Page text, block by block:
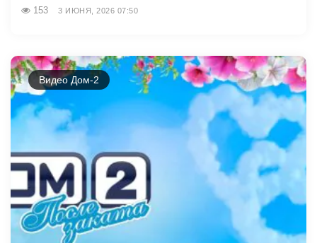
153 3 ИЮНЯ, 2026 07:50
Видео Дом-2